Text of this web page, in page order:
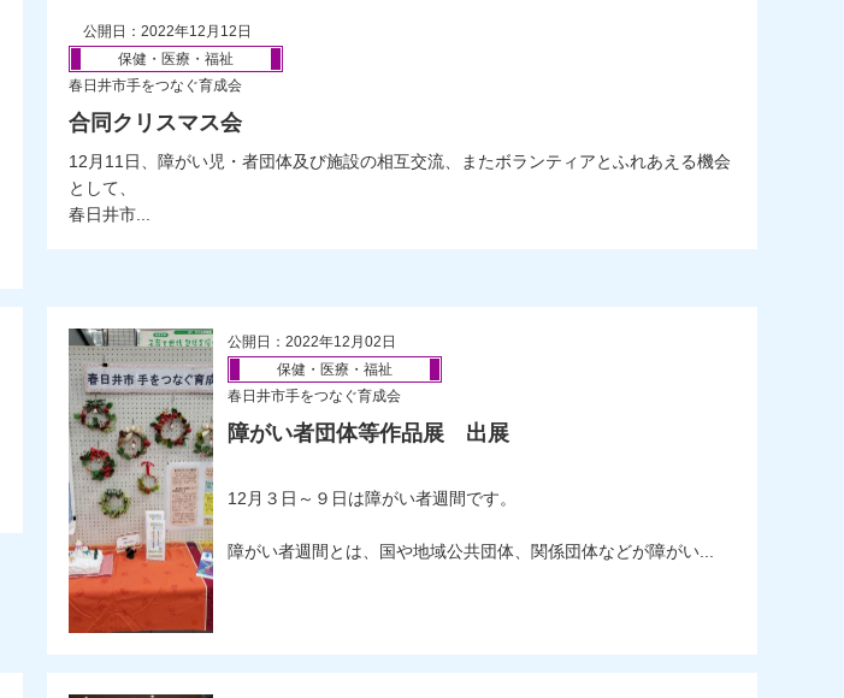
公開日：2022年12月12日
保健・医療・福祉
春日井市手をつなぐ育成会
合同クリスマス会
12月11日、障がい児・者団体及び施設の相互交流、またボランティアとふれあえる機会
として、
春日井市...
公開日：2022年12月02日
保健・医療・福祉
春日井市手をつなぐ育成会
障がい者団体等作品展 出展
12月３日～９日は障がい者週間です。
障がい者週間とは、国や地域公共団体、関係団体などが障がい...